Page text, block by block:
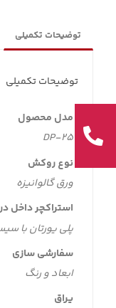
توضیحات تکمیلی
توضیحات تکمیلی
مدل محصول
DP-25
نوع روکش
ورق گالوانیزه
استراکچر داخل
پلی یورتان با
سفارشی سازی
ابعاد و رنگ
یراق